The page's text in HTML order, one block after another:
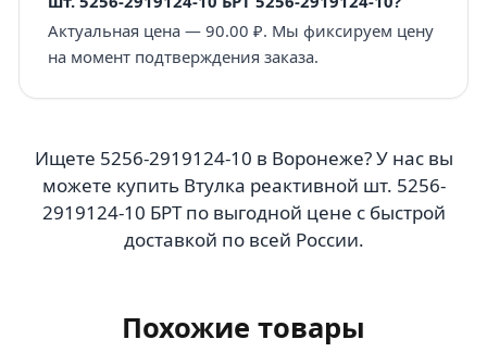
Актуальная цена — 90.00 ₽. Мы фиксируем цену
на момент подтверждения заказа.
Ищете 5256-2919124-10 в Воронеже? У нас вы
можете купить Втулка реактивной шт. 5256-
2919124-10 БРТ по выгодной цене с быстрой
доставкой по всей России.
Похожие товары